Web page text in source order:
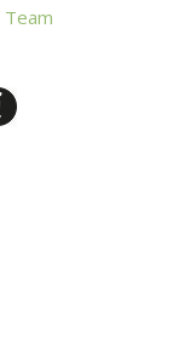
Team